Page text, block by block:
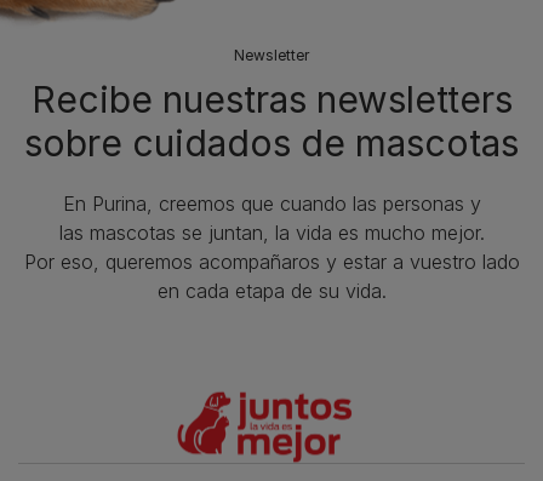
Newsletter
Recibe nuestras newsletters
sobre cuidados de mascotas​
En Purina, creemos que cuando las personas y
las mascotas se juntan, la vida es mucho mejor.
Por eso, queremos acompañaros y estar a vuestro lado
en cada etapa de su vida.​